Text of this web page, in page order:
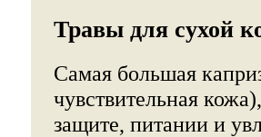
Травы для сухой
Самая большая
чувствительная
защите, питании и